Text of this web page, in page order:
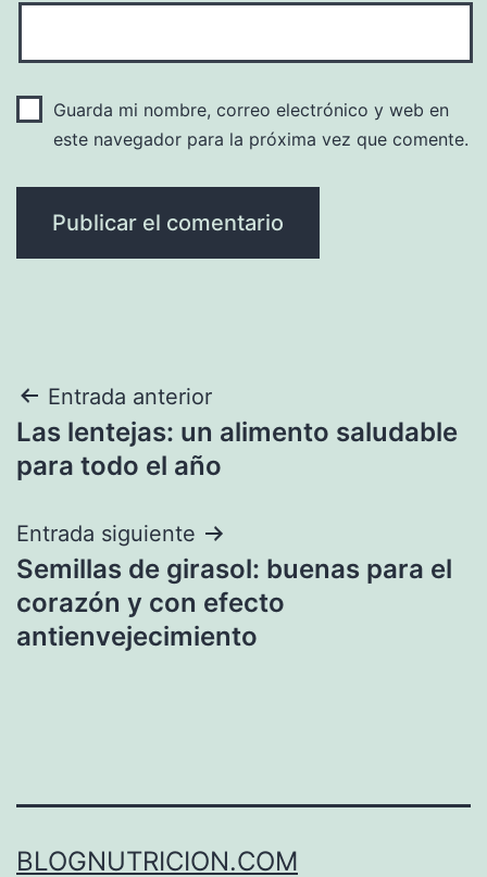
Guarda mi nombre, correo electrónico y web en
este navegador para la próxima vez que comente.
Navegación
de
Entrada anterior
Las lentejas: un alimento saludable
para todo el año
Entrada siguiente
Semillas de girasol: buenas para el
corazón y con efecto
antienvejecimiento
BLOGNUTRICION.COM